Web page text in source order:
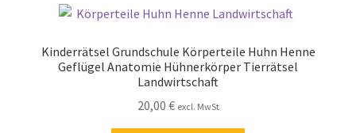
Impressum
Kinderrätsel Grundschule Körperteile Huhn Henne
Geflügel Anatomie Hühnerkörper Tierrätsel
Landwirtschaft
20,00 € excl. MwSt